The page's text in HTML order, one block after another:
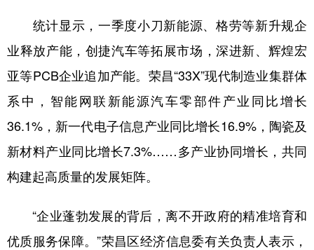
统计显示，一季度小刀新能源、格劳等新升规企
业释放产能，创捷汽车等拓展市场，深进新、辉煌宏
亚等PCB企业追加产能。荣昌“33X”现代制造业集群体
系中，智能网联新能源汽车零部件产业同比增长
36.1%，新一代电子信息产业同比增长16.9%，陶瓷及
新材料产业同比增长7.3%……多产业协同增长，共同
构建起高质量的发展矩阵。
“企业蓬勃发展的背后，离不开政府的精准培育和
优质服务保障。”荣昌区经济信息委有关负责人表示，